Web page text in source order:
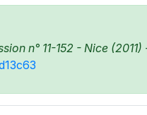
n° 11-152 - Nice